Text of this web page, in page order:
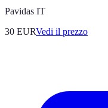
Pavidas IT
30 EURVedi il prezzo